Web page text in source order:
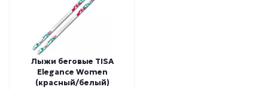
Лыжи беговые TISA
Elegance Women
(красный/белый)